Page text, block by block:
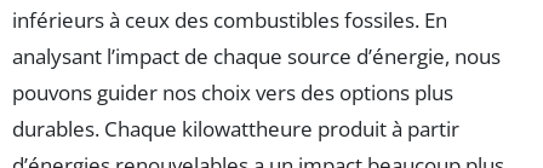
inférieurs à ceux des combustibles fossiles. En
analysant l’impact de chaque source d’énergie, nous
pouvons guider nos choix vers des options plus
durables. Chaque kilowattheure produit à partir